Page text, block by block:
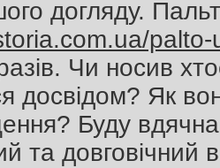
догляду.
palto-
Чи носив
досвідом? Як
Буду
та довговічний